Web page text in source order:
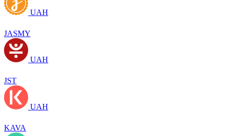
UAH
JASMY
UAH
JST
UAH
KAVA